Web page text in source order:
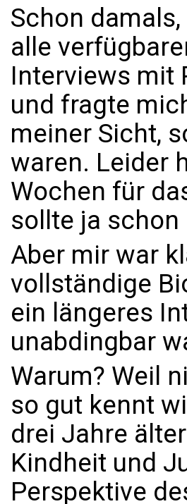
Schon
alle
Interviews mit
und fragte
meiner Sicht,
waren. Leider
Wochen für
sollte ja
Aber mir war
vollständige
ein längeres
unabdingbar
Warum? Weil
so gut kennt
drei Jahre
Kindheit und
Perspektive